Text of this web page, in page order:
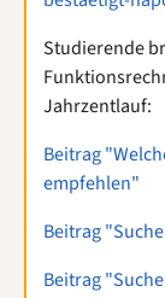
Studierende
Jahrzentlauf:
Beitrag
empfehlen"
Beitrag
Beitrag